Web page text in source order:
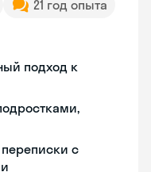
21 год опыта
подход к
с